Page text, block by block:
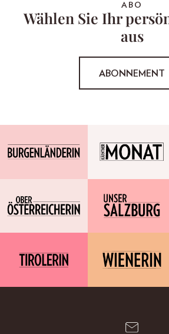
ABO
Wählen Sie Ihr
aus
ABONNEMENT